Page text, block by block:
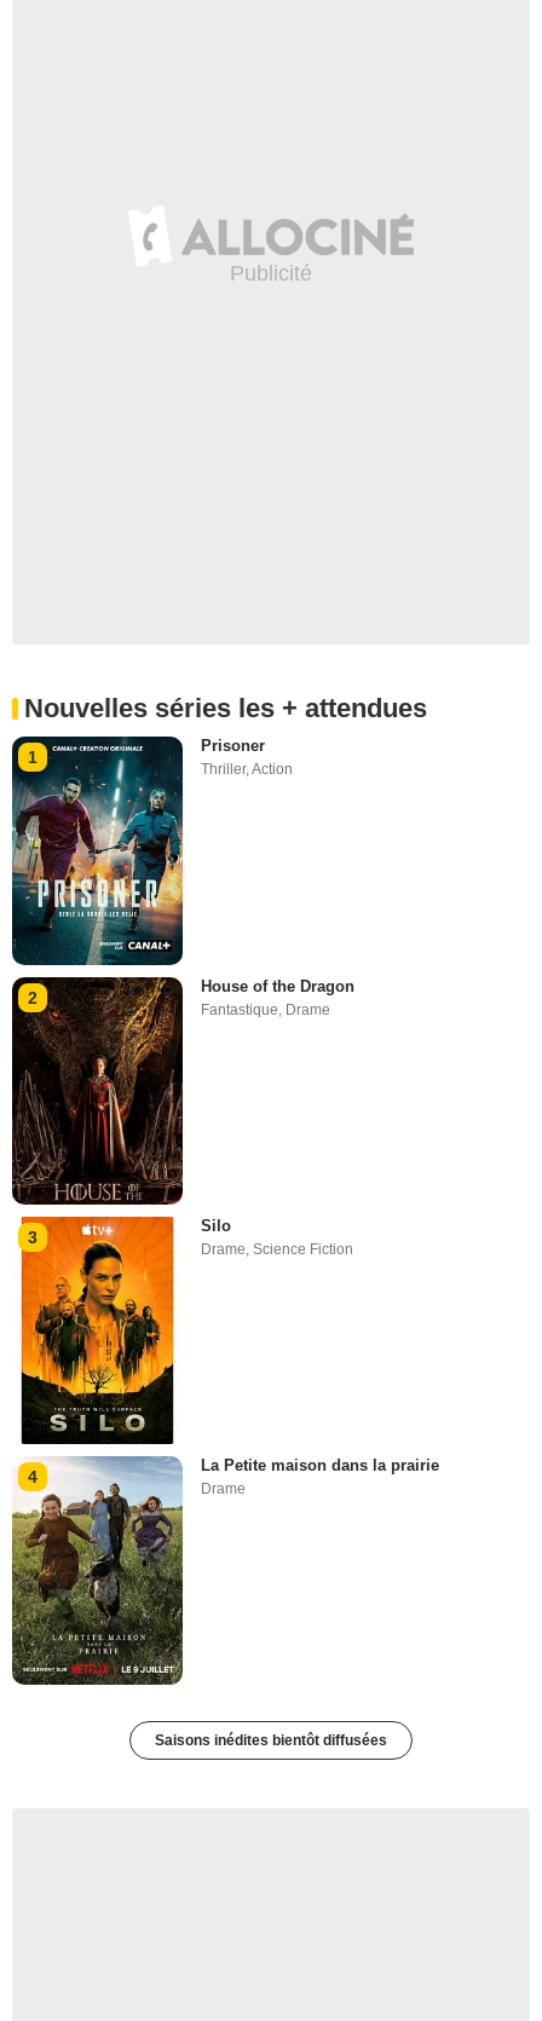
Nouvelles séries les + attendues
1
Prisoner
Thriller,Action
2
House of the Dragon
Fantastique Drame
3
Silo
Drame,Science Fiction
4
La Petite maison dans la prairie
Drame
Saisons inédites bientôt diffusées